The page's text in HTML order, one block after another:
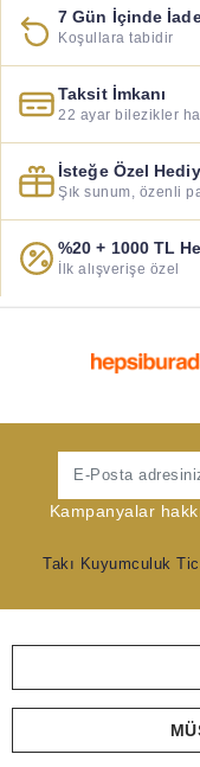
7 Gün İçinde
Koşullara tabidir
Taksit İmkanı
22 ayar bilezikler
İsteğe Özel
Şık sunum, özenli
%20 + 1000 TL
İlk alışverişe özel
Kampanyalar
Takı Kuyumculuk